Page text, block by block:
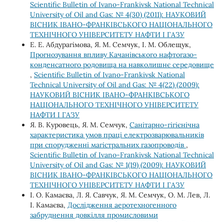
Scientific Bulletin of Ivano-Frankivsk National Technical
University of Oil and Gas: № 4(30) (2011): НАУКОВИЙ
ВІСНИК ІВАНО-ФРАНКІВСЬКОГО НАЦІОНАЛЬНОГО
ТЕХНІЧНОГО УНІВЕРСИТЕТУ НАФТИ І ГАЗУ
Е. Е. Абдурагімова, Я. М. Семчук, І. М. Облещук,
Прогнозування впливу Качанівського нафтогазо-
конденсатного родовища на навколишнє середовище
, Scientific Bulletin of Ivano-Frankivsk National
Technical University of Oil and Gas: № 4(22) (2009):
НАУКОВИЙ ВІСНИК ІВАНО-ФРАНКІВСЬКОГО
НАЦІОНАЛЬНОГО ТЕХНІЧНОГО УНІВЕРСИТЕТУ
НАФТИ І ГАЗУ
Я. В. Куровець, Я. М. Семчук, Санітарно-гігієнічна
характеристика умов праці електрозварювальників
при спорудженні магістральних газопроводів ,
Scientific Bulletin of Ivano-Frankivsk National Technical
University of Oil and Gas: № 1(19) (2009): НАУКОВИЙ
ВІСНИК ІВАНО-ФРАНКІВСЬКОГО НАЦІОНАЛЬНОГО
ТЕХНІЧНОГО УНІВЕРСИТЕТУ НАФТИ І ГАЗУ
І. О. Камаєва, Л. Я. Савчук, Я. М. Семчук, О. М. Лев, Л.
І. Камаєва, Дослідження аеротехногенного
забруднення довкілля промисловими